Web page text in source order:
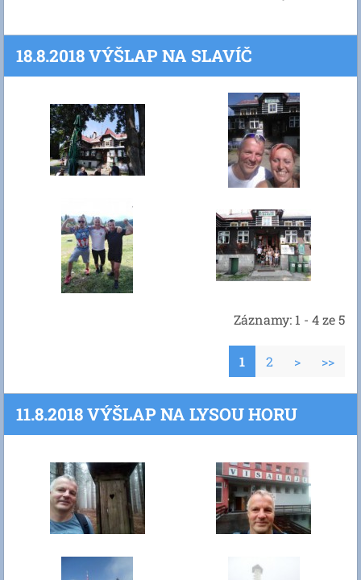
18.8.2018 VÝŠLAP NA SLAVÍČ
Záznamy: 1 - 4 ze 5
1 2 > >>
11.8.2018 VÝŠLAP NA LYSOU HORU